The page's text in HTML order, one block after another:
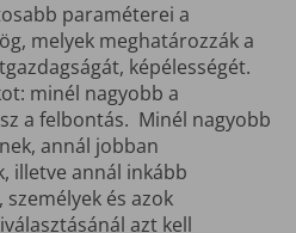
paraméterei a
melyek meghatározzák a
képélességét.
minél nagyobb a
a felbontás. Minél nagyobb
annál jobban
illetve annál inkább
és azok
azt kell